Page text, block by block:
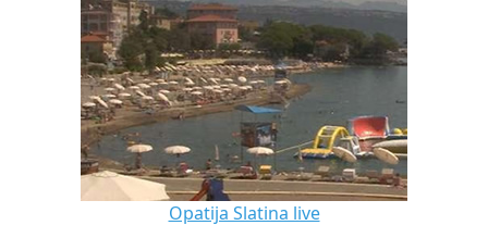
Opatija Slatina live